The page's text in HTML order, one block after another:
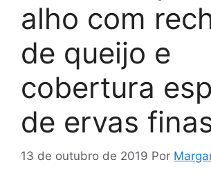
alho com
de queijo e
cobertura
de ervas
13 de outubro de 2019 Por